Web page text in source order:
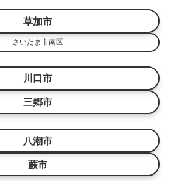
草加市
さいたま市南区
川口市
三郷市
八潮市
蕨市